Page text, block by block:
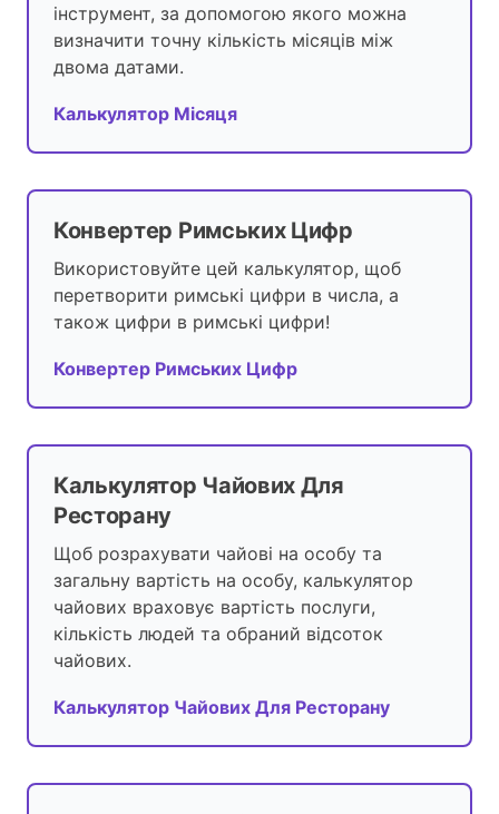
інструмент, за допомогою якого можна
визначити точну кількість місяців між
двома датами.
Калькулятор Місяця
Конвертер Римських Цифр
Використовуйте цей калькулятор, щоб
перетворити римські цифри в числа, а
також цифри в римські цифри!
Конвертер Римських Цифр
Калькулятор Чайових Для
Ресторану
Щоб розрахувати чайові на особу та
загальну вартість на особу, калькулятор
чайових враховує вартість послуги,
кількість людей та обраний відсоток
чайових.
Калькулятор Чайових Для Ресторану